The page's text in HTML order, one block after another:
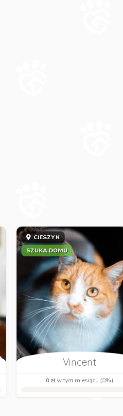
CIESZYN
SZUKA DOMU
Vincent
0 złw tym miesiącu (0%)